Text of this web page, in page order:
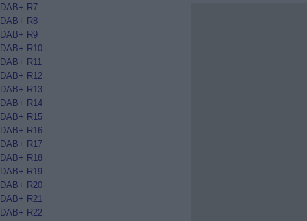
DAB+ R7
DAB+ R8
DAB+ R9
DAB+ R10
DAB+ R11
DAB+ R12
DAB+ R13
DAB+ R14
DAB+ R15
DAB+ R16
DAB+ R17
DAB+ R18
DAB+ R19
DAB+ R20
DAB+ R21
DAB+ R22